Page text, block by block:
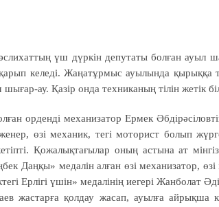
үш дүркін депутаты болған ауыл
келеді. Жаңатұрмыс ауылында қырыққа
ау. Қазір онда техниканың тілін жетік
орденді механизатор Ермек
өзі механик, тегі моторист болып
Қожалықтағылар оның астына ат
Даңқы» медалін алған өзі механизатор,
Ерлігі үшін» медалінің иегері Жанболат
жастарға қолдау жасап, ауылға айрықша